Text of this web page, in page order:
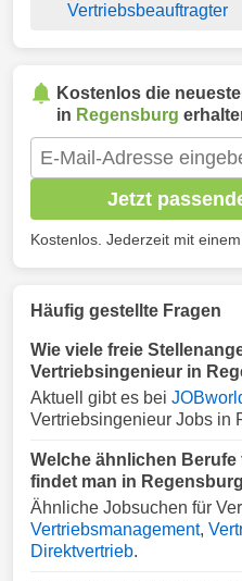
Vertriebsbeauftragter
Kostenlos die
in Regensburg
Jetzt
Kostenlos. Jederzeit mit
Häufig gestellte Fragen
Wie viele freie
Vertriebsingenieur in
Aktuell gibt es bei
Vertriebsingenieur Jobs in
Welche ähnlichen
findet man in
Ähnliche Jobsuchen für
Vertriebsmanagement,
Direktvertrieb.